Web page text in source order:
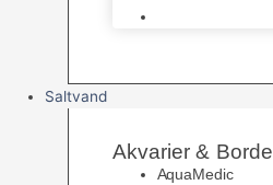
Saltvand
Akvarier & Borde
AquaMedic